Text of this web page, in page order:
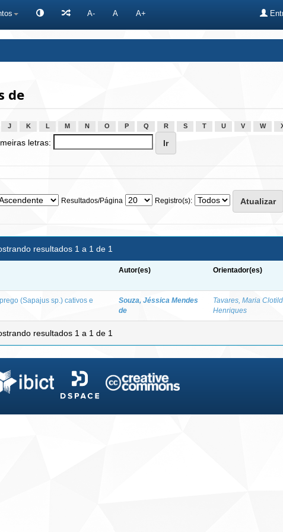
A- A A+
de
J K L M N O P Q R S T U V W
letras:
Resultados/Página Registro(s):
resultados 1 a 1 de 1
Autor(es) Orientador(es)
(Sapajus sp.) cativos e
Souza, Jéssica Mendes
de
Tavares, Maria
Henriques
resultados 1 a 1 de 1